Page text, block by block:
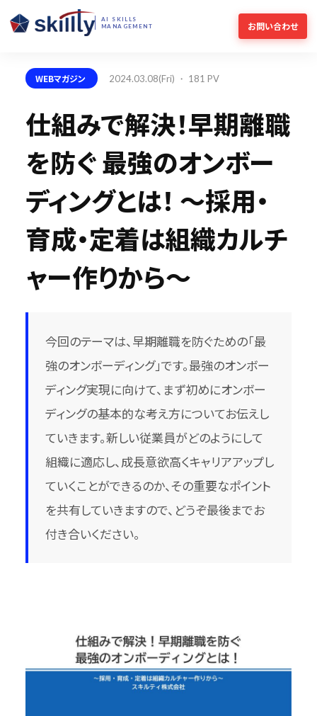
AI SKILLS
MANAGEMENT
お問い合わせ
WEBマガジン 2024.03.08(Fri) ・ 181 PV
仕組みで解決！早期離職
を防ぐ 最強のオンボー
ディングとは！ ～採用・
育成・定着は組織カルチ
ャー作りから～
今回のテーマは、早期離職を防ぐための「最
強のオンボーディング」です。最強のオンボー
ディング実現に向けて、まず初めにオンボー
ディングの基本的な考え方についてお伝えし
ていきます。新しい従業員がどのようにして
組織に適応し、成長意欲高くキャリアアップし
ていくことができるのか、その重要なポイント
を共有していきますので、どうぞ最後までお
付き合いください。